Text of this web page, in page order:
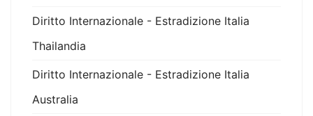
Diritto Internazionale - Estradizione Italia
Thailandia
Diritto Internazionale - Estradizione Italia
Australia